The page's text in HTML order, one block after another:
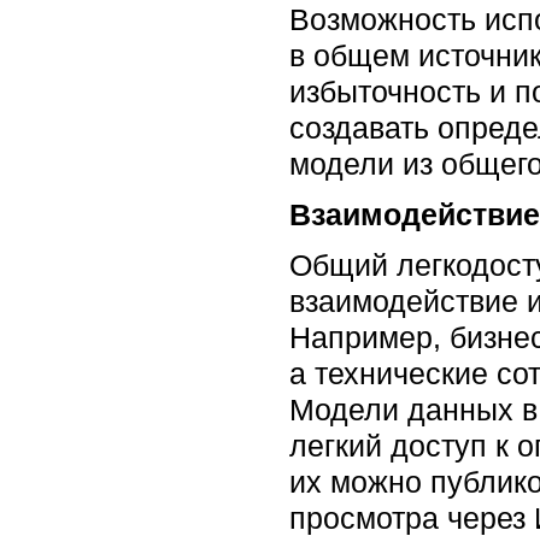
Возможность
в общем
избыточность и
создавать
модели из
Общий
взаимодействие
Например,
а технические
Модели данных
легкий доступ к
их можно
просмотра через